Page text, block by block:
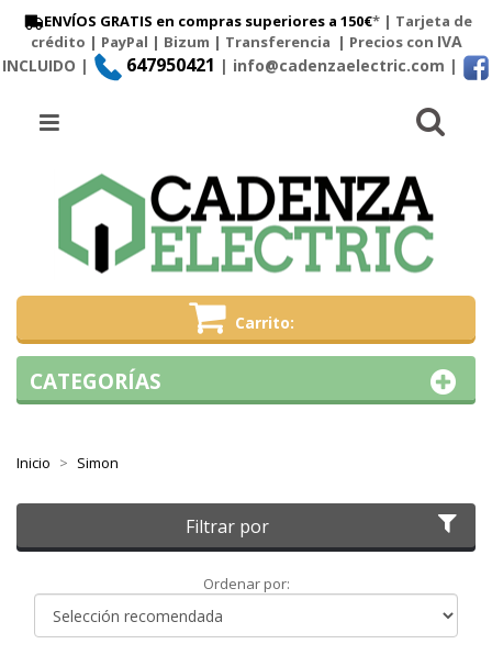
ENVÍOS GRATIS en compras superiores a 150€* | Tarjeta de
crédito | PayPal | Bizum | Transferencia | Precios con IVA
INCLUIDO |
647950421 | info@cadenzaelectric.com |
Carrito
Menú
Inicio Simon
Filtrar por
Ordenar por:Ordenar
CATEGORÍAS